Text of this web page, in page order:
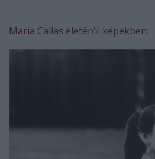
Maria Callas életéről képekben: